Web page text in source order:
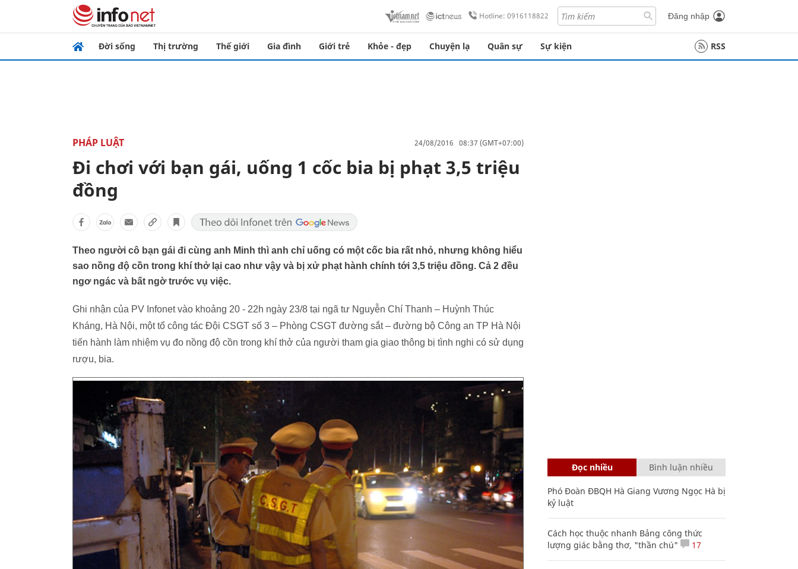
Hotline: 0916118822 Đăng nhập
Đời sống Thị trường Thế giới Gia đình Giới trẻ Khỏe - đẹp Chuyện lạ Quân sự Sự kiện RSS
PHÁP LUẬT 24/08/2016 08:37 (GMT+07:00)
Đi chơi với bạn gái, uống 1 cốc bia bị phạt 3,5 triệu
đồng
Theo người cô bạn gái đi cùng anh Minh thì anh chỉ uống có một cốc bia rất nhỏ, nhưng không hiểu
sao nồng độ cồn trong khí thở lại cao như vậy và bị xử phạt hành chính tới 3,5 triệu đồng. Cả 2 đều
ngơ ngác và bất ngờ trước vụ việc.
Ghi nhận của PV Infonet vào khoảng 20 - 22h ngày 23/8 tại ngã tư Nguyễn Chí Thanh – Huỳnh Thúc
Kháng, Hà Nội, một tổ công tác Đội CSGT số 3 – Phòng CSGT đường sắt – đường bộ Công an TP Hà Nội
tiến hành làm nhiệm vụ đo nồng độ cồn trong khí thở của người tham gia giao thông bị tình nghi có sử dụng
rượu, bia.
Đọc nhiều Bình luận nhiều
Phó Đoàn ĐBQH Hà Giang Vương Ngọc Hà bị
kỷ luật
Cách học thuộc nhanh Bảng công thức
lượng giác bằng thơ, "thần chú"
17